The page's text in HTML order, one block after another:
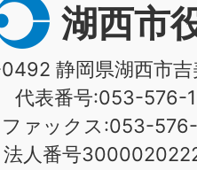
湖西市
静岡県湖西市
代表番号:053-576-
ファックス:053-576-
法人番号